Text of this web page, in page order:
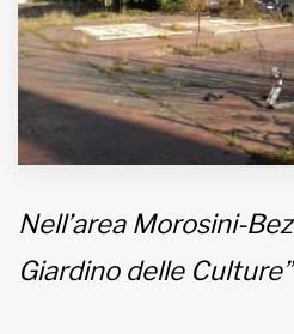
www.viveremilano.info
Fondato e diretto da Enzo De
Bernardis
EDB edizioni - Via Brivio angolo C.
Imbonati, 89 20159 Milano (Italia)
Nell’area Morosini-
Giardino delle Culture”